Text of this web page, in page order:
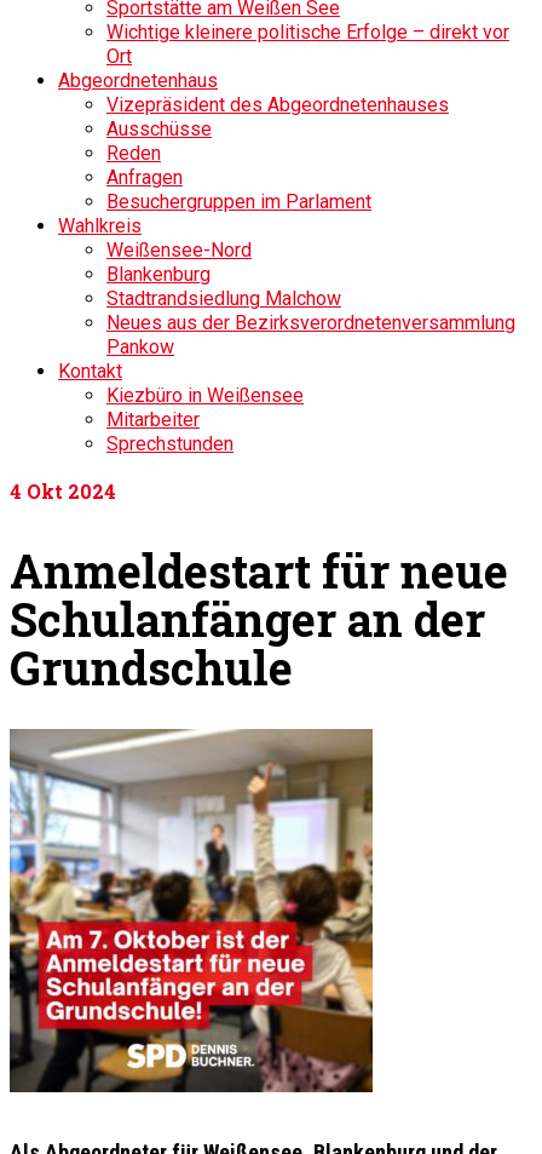
Sportstätte am Weißen See
Wichtige kleinere politische Erfolge – direkt vor
Ort
Abgeordnetenhaus
Vizepräsident des Abgeordnetenhauses
Ausschüsse
Reden
Anfragen
Besuchergruppen im Parlament
Wahlkreis
Weißensee-Nord
Blankenburg
Stadtrandsiedlung Malchow
Neues aus der Bezirksverordnetenversammlung
Pankow
Kontakt
Kiezbüro in Weißensee
Mitarbeiter
Sprechstunden
4 Okt 2024
Anmeldestart für neue
Schulanfänger an der
Grundschule